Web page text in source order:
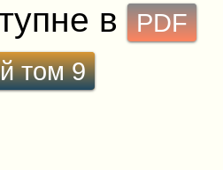
в
PDF
том 9